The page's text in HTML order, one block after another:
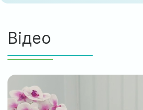
Відео